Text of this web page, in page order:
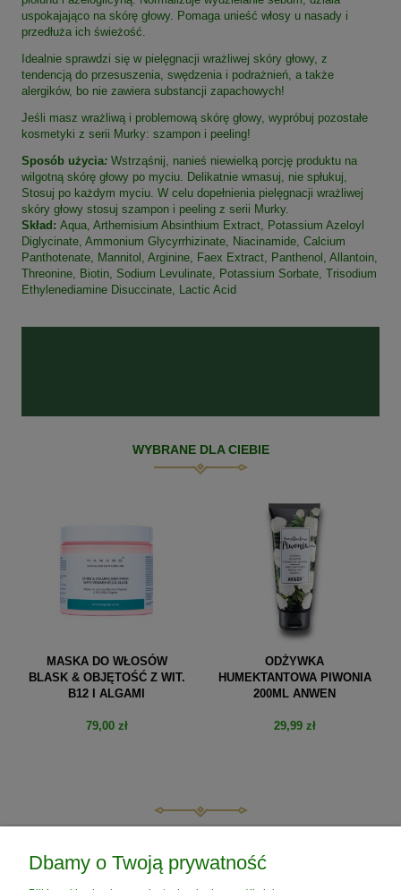
uspokajająco na skórę głowy. Pomaga unieść włosy u nasady i
przedłuża ich świeżość.
Idealnie sprawdzi się w pielęgnacji wrażliwej skóry głowy, z
tendencją do przesuszenia, swędzenia i podrażnień, a także
alergików, bo nie zawiera substancji zapachowych!
Jeśli masz wrażliwą i problemową skórę głowy, wypróbuj pozostałe
kosmetyki z serii Murky: szampon i peeling!
Sposób użycia: Wstrząśnij, nanieś niewielką porcję produktu na
wilgotną skórę głowy po myciu. Delikatnie wmasuj, nie spłukuj,
Stosuj po każdym myciu. W celu dopełnienia pielęgnacji wrażliwej
skóry głowy stosuj szampon i peeling z serii Murky.
Skład: Aqua, Arthemisium Absinthium Extract, Potassium Azeloyl
Diglycinate, Ammonium Glycyrrhizinate, Niacinamide, Calcium
Panthotenate, Mannitol, Arginine, Faex Extract, Panthenol, Allantoin,
Threonine, Biotin, Sodium Levulinate, Potassium Sorbate, Trisodium
Ethylenediamine Disuccinate, Lactic Acid
WYBRANE DLA CIEBIE
MASKA DO WŁOSÓW
BLASK & OBJĘTOŚĆ Z WIT.
B12 I ALGAMI
79,00 zł
do koszyka
ODŻYWKA
HUMEKTANTOWA PIWONIA
200ML ANWEN
29,99 zł
do koszyka
Dbamy o Twoją prywatność